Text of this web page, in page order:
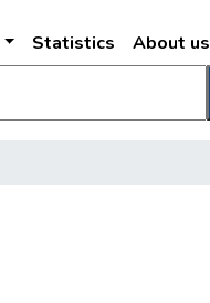
Statistics About us